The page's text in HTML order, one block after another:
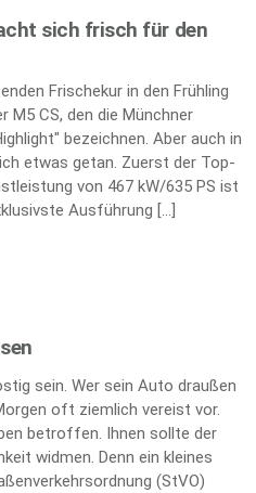
sich frisch für den
Frischekur in den Frühling
M5 CS, den die Münchner
bezeichnen. Aber auch in
etwas getan. Zuerst der Top-
von 467 kW/635 PS ist
Ausführung […]
sein. Wer sein Auto draußen
oft ziemlich vereist vor.
betroffen. Ihnen sollte der
widmen. Denn ein kleines
(StVO)